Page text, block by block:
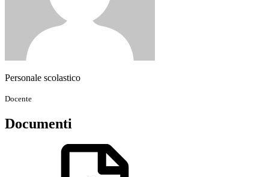
Personale scolastico
Docente
Documenti